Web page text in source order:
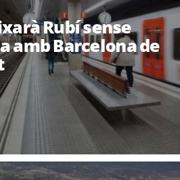
Rubí sense
amb Barcelona de